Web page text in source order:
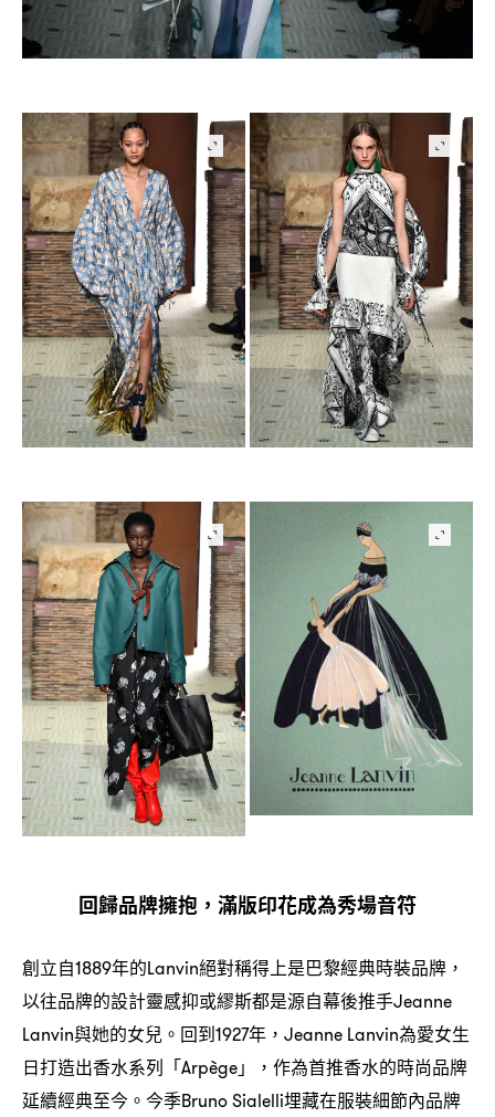
回歸品牌擁抱 ， 滿版印花成為秀場音符
創立自1889年的Lanvin絕對稱得上是巴黎經典時裝品牌 ，
以往品牌的設計靈感抑或繆斯都是源自幕後推手Jeanne
Lanvin與她的女兒。回到1927年 ，Jeanne Lanvin為愛女生
日打造出香水系列「Arpège」 ， 作為首推香水的時尚品牌
延續經典至今。今季Bruno Sialelli埋藏在服裝細節內品牌